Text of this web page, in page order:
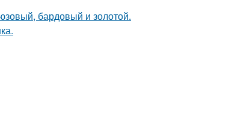
бардовый и золотой.